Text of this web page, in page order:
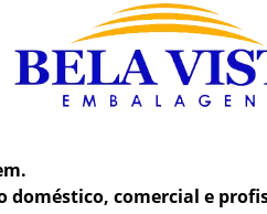
doméstico, comercial e